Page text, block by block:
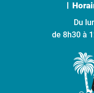
Du
de 8h30 à